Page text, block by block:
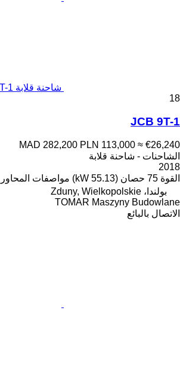
شاحنة قلابة JCB 9T-1
18
JCB 9T-1
MAD 282,200 PLN 113,000 ≈ €26,240
الشاحنات - شاحنة قلابة
2018
القوة 75 حصان (55.13 kW) مواصفات المحاور
بولندا، Zduny, Wielkopolskie
TOMAR Maszyny Budowlane
الاتصال بالبائع